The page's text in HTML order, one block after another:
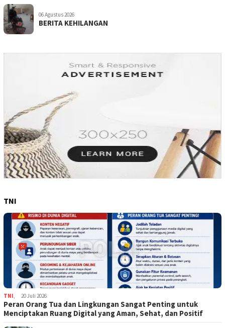
06 Agustus 2026
BERITA KEHILANGAN
TNI
TNI 20 Juli 2026
Peran Orang Tua dan Lingkungan Sangat Penting untuk
Menciptakan Ruang Digital yang Aman, Sehat, dan Positif